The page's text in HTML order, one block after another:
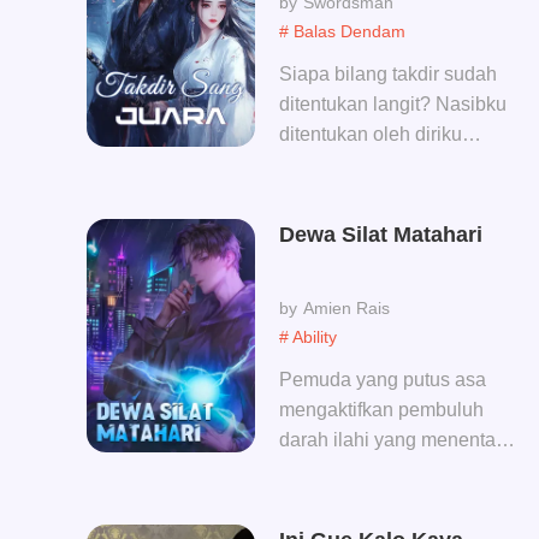
terkalahkan di dunia ini. Dia
adalah Raja Iblis yang
ditakuti oleh semua orang!
Namun, setelah sang CEO
wanita dingin itu dengan
# Balas Dendam
Siapa bilang takdir sudah
ditentukan langit? Nasibku
ditentukan oleh diriku
# Ability
Dewa Silat Matahari
Amien Rais
Pemuda yang putus asa
mengaktifkan pembuluh
darah ilahi yang menentang
menggulingkan semua